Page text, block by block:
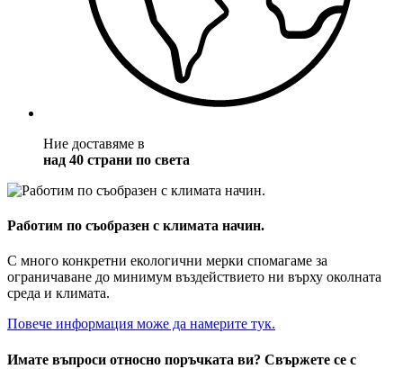
Ние доставяме в
над 40 страни по света
Работим по съобразен с климата начин.
С много конкретни екологични мерки спомагаме за
ограничаване до минимум въздействието ни върху околната
среда и климата.
Повече информация може да намерите тук.
Имате въпроси относно поръчката ви? Свържете се с